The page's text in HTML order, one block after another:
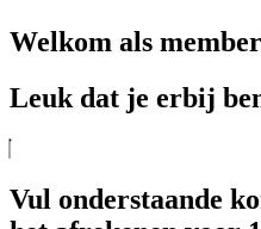
Welkom als
Leuk dat je erbij
Vul onderstaande